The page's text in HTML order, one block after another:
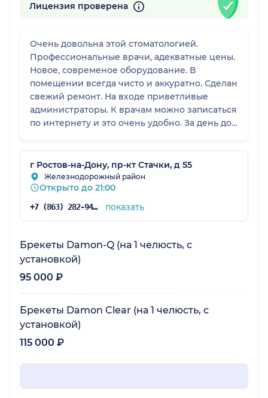
Лицензия проверена
Очень довольна этой стоматологией.
Профессиональные врачи, адекватные цены.
Новое, современое оборудование. В
помещении всегда чисто и аккуратно. Сделан
свежий ремонт. На входе приветливые
администраторы. К врачам можно записаться
по интернету и это очень удобно. За день до
клинике нет больших очередей. Все
пациенты приходят к своему времени.
г Ростов-на-Дону, пр-кт Стачки, д 55
Железнодорожный район
Открыто до 21:00
+7 (863) 282-94-14 показать
Брекеты Damon-Q (на 1 челюсть, с
установкой)
95 000 ₽
Брекеты Damon Clear (на 1 челюсть, с
установкой)
115 000 ₽